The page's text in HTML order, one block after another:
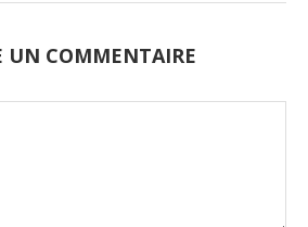
UN COMMENTAIRE